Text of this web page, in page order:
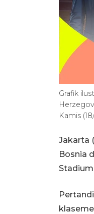
Grafik
Kamis
Jakarta
Bosnia